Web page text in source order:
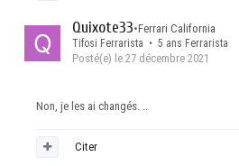
Quixote33•Ferrari California
Tifosi Ferrarista • 5 ans Ferrarista
Posté(e) le 27 décembre 2021
Non, je les ai changés. ..
Citer